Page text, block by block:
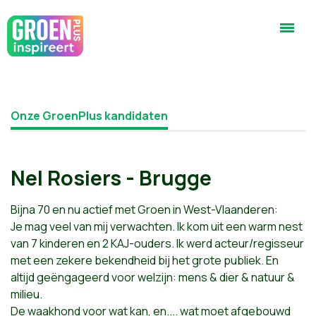
Onze GroenPlus kandidaten
Nel Rosiers - Brugge
Bijna 70 en nu actief met Groen in West-Vlaanderen:
Je mag veel van mij verwachten. Ik kom uit een warm nest
van 7 kinderen en 2 KAJ-ouders. Ik werd acteur/regisseur
met een zekere bekendheid bij het grote publiek. En
altijd geëngageerd voor welzijn: mens & dier & natuur &
milieu.
De waakhond voor wat kan, en.... wat moet afgebouwd